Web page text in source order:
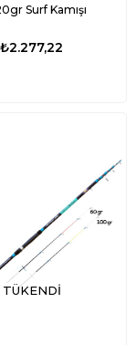
Surf Kamışı
₺2.277,22
TÜKENDI